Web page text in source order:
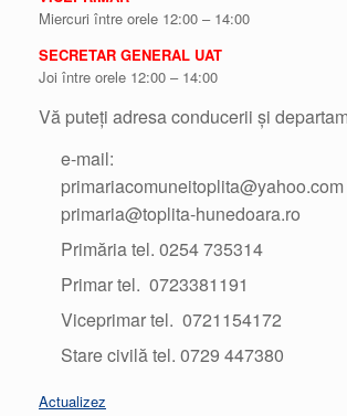
Miercuri între orele 12:00 – 14:00
SECRETAR GENERAL UAT
Joi între orele 12:00 – 14:00
Vă puteți adresa conducerii și
e-mail:
primariacomuneitoplita@yahoo.com
primaria@toplita-hunedoara.ro
Primăria tel. 0254 735314
Primar tel. 0723381191
Viceprimar tel. 0721154172
Stare civilă tel. 0729 447380
Actualizez